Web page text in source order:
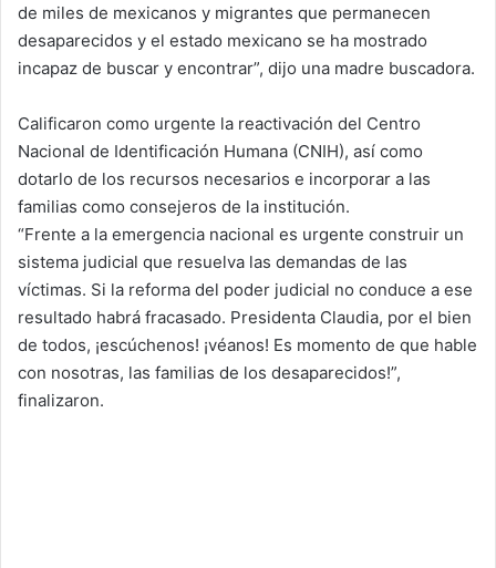
de miles de mexicanos y migrantes que permanecen
desaparecidos y el estado mexicano se ha mostrado
incapaz de buscar y encontrar”, dijo una madre buscadora.
Calificaron como urgente la reactivación del Centro
Nacional de Identificación Humana (CNIH), así como
dotarlo de los recursos necesarios e incorporar a las
familias como consejeros de la institución.
“Frente a la emergencia nacional es urgente construir un
sistema judicial que resuelva las demandas de las
víctimas. Si la reforma del poder judicial no conduce a ese
resultado habrá fracasado. Presidenta Claudia, por el bien
de todos, ¡escúchenos! ¡véanos! Es momento de que hable
con nosotras, las familias de los desaparecidos!”,
finalizaron.